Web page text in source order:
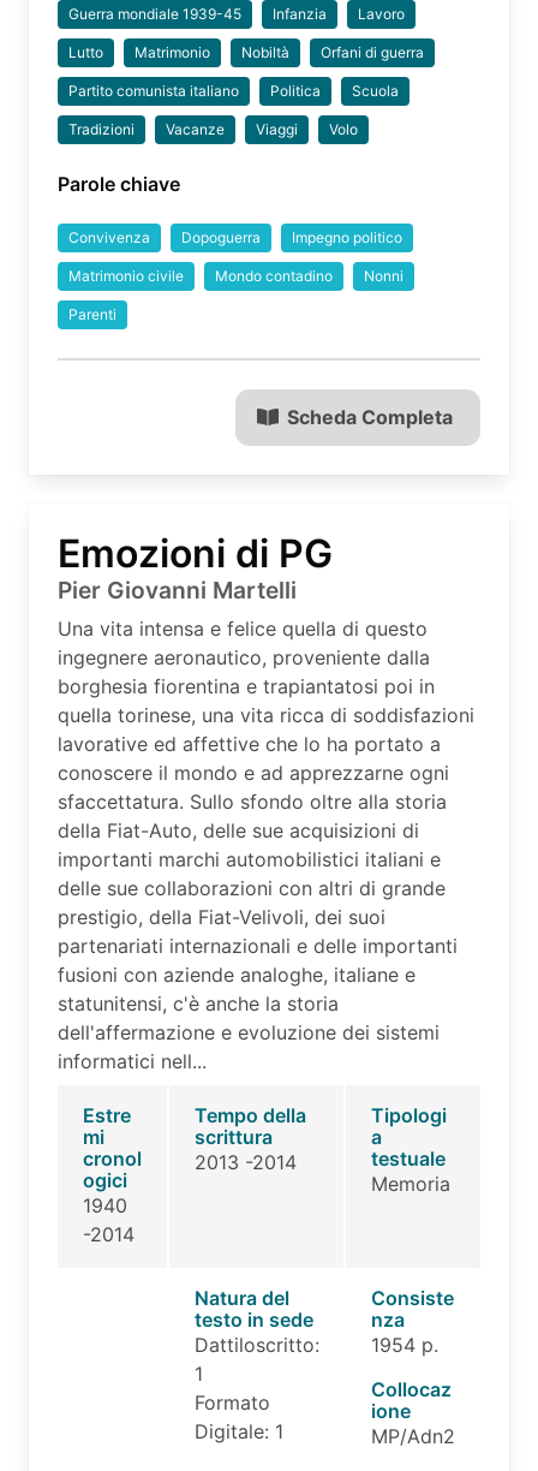
Guerra mondiale 1939-45 Infanzia Lavoro
Lutto Matrimonio Nobiltà Orfani di guerra
Partito comunista italiano Politica Scuola
Tradizioni Vacanze Viaggi Volo
Parole chiave
Convivenza Dopoguerra Impegno politico
Matrimonio civile Mondo contadino Nonni
Parenti
Scheda Completa
Emozioni di PG
Pier Giovanni Martelli
Una vita intensa e felice quella di questo
ingegnere aeronautico, proveniente dalla
borghesia fiorentina e trapiantatosi poi in
quella torinese, una vita ricca di soddisfazioni
lavorative ed affettive che lo ha portato a
conoscere il mondo e ad apprezzarne ogni
sfaccettatura. Sullo sfondo oltre alla storia
della Fiat-Auto, delle sue acquisizioni di
importanti marchi automobilistici italiani e
delle sue collaborazioni con altri di grande
prestigio, della Fiat-Velivoli, dei suoi
partenariati internazionali e delle importanti
fusioni con aziende analoghe, italiane e
statunitensi, c'è anche la storia
dell'affermazione e evoluzione dei sistemi
informatici nell...
Estre
mi
cronol
ogici
1940
-2014
Tempo della
scrittura
2013 -2014
Tipologi
a
testuale
Memoria
Natura del
testo in sede
Dattiloscritto:
1
Formato
Digitale: 1
Consiste
nza
1954 p.
Collocaz
ione
MP/Adn2